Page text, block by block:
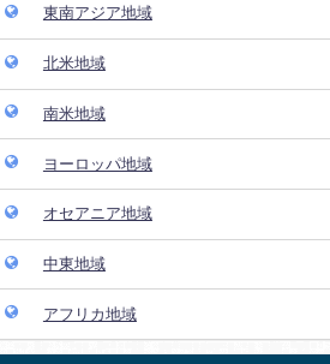
東南アジア地域
北米地域
南米地域
ヨーロッパ地域
オセアニア地域
中東地域
アフリカ地域